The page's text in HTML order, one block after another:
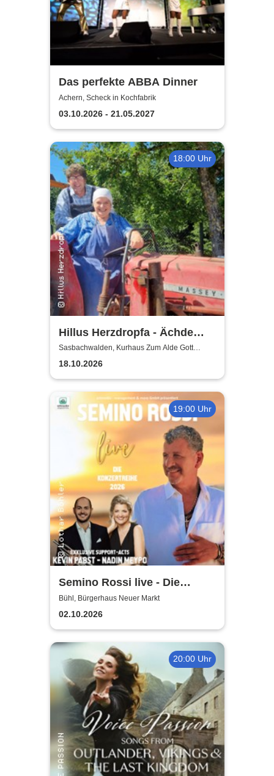
Das perfekte ABBA Dinner
Achern, Scheck in Kochfabrik
03.10.2026 - 21.05.2027
18:00 Uhr
Hillus Herzdropfa - Ächde
Älbler
Sasbachwalden, Kurhaus Zum Alde Gott
Sasbachwalden
18.10.2026
19:00 Uhr
Semino Rossi live - Die
Konzertreihe 2026
Bühl, Bürgerhaus Neuer Markt
02.10.2026
20:00 Uhr